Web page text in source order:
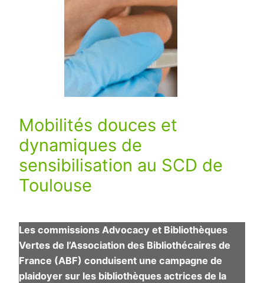
Mobilités douces et
dynamiques de
sensibilisation au SCD de
Toulouse
Les commissions Advocacy et Bibliothèques
Vertes de l’Association des Bibliothécaires de
France (ABF) conduisent une campagne de
plaidoyer sur les bibliothèques actrices de la